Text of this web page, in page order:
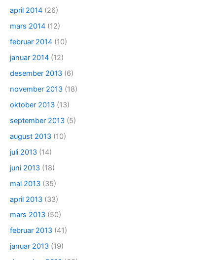
april 2014 (26)
mars 2014 (12)
februar 2014 (10)
januar 2014 (12)
desember 2013 (6)
november 2013 (18)
oktober 2013 (13)
september 2013 (5)
august 2013 (10)
juli 2013 (14)
juni 2013 (18)
mai 2013 (35)
april 2013 (33)
mars 2013 (50)
februar 2013 (41)
januar 2013 (19)